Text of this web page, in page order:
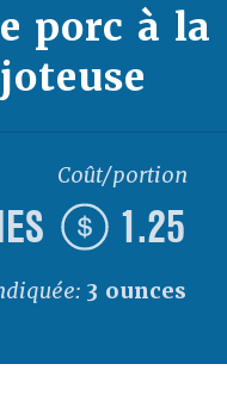
porc à la
Coût/portion
1.25
3 ounces